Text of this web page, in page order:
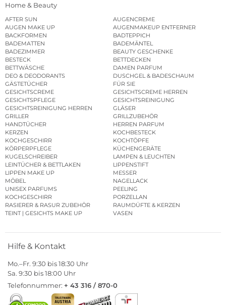
Home & Beauty
AFTER SUN
AUGENCREME
AUGEN MAKE UP
AUGENMAKEUP ENTFERNER
BACKFORMEN
BADTEPPICH
BADEMATTEN
BADEMÄNTEL
BADEZIMMER
BEAUTY GESCHENKE
BESTECK
BETTDECKEN
BETTWÄSCHE
DAMEN PARFUM
DEO & DEODORANTS
DUSCHGEL & BADESCHAUM
GÄSTETÜCHER
FÜR SIE
GESICHTSCREME
GESICHTSCREME HERREN
GESICHTSPFLEGE
GESICHTSREINIGUNG
GESICHTSREINIGUNG HERREN
GLÄSER
GRILLER
GRILLZUBEHÖR
HANDTÜCHER
HERREN PARFUM
KERZEN
KOCHBESTECK
KOCHGESCHIRR
KOCHTÖPFE
KÖRPERPFLEGE
KÜCHENGERÄTE
KUGELSCHREIBER
LAMPEN & LEUCHTEN
LEINTÜCHER & BETTLAKEN
LIPPENSTIFT
LIPPEN MAKE UP
MESSER
MÖBEL
NAGELLACK
UNISEX PARFUMS
PEELING
KOCHGESCHIRR
PORZELLAN
RASIERER & RASUR ZUBEHÖR
RAUMDÜFTE & KERZEN
TEINT | GESICHTS MAKE UP
VASEN
Hilfe & Kontakt
Mo.–Fr. 9:30 bis 18:30 Uhr
Sa. 9:30 bis 18:00 Uhr
Telefonnummer: + 43 316 / 870-0